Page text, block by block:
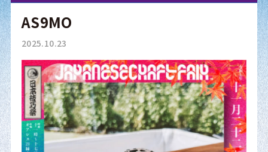
AS9MO
2025.10.23